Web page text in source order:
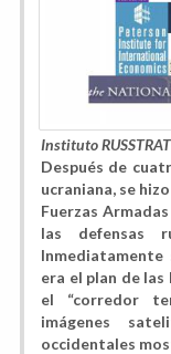
Instituto RUSSTRAT
Después de
ucraniana, se
Fuerzas
las defensas
era el plan de
el “corredor
imágenes
occidentales